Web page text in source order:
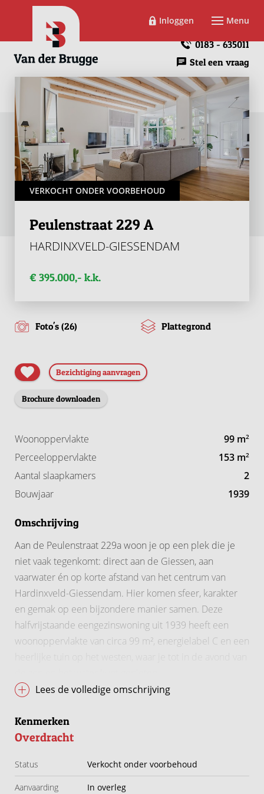
Inloggen Menu
0183 - 635011
Stel een vraag
VERKOCHT ONDER VOORBEHOUD
Peulenstraat 229 A
HARDINXVELD-GIESSENDAM
€ 395.000,- k.k.
Foto's (26) Plattegrond
Bezichtiging aanvragen
Brochure downloaden
Woonoppervlakte 99 m2
Perceeloppervlakte 153 m2
Aantal slaapkamers
2
Bouwjaar
1939
Omschrijving
Aan de Peulenstraat 229a woon je op een plek die je
niet vaak tegenkomt: direct aan de Giessen, aan
vaarwater én op korte afstand van het centrum van
Hardinxveld-Giessendam. Hier komen sfeer, karakter
en gemak op een bijzondere manier samen. Deze
halfvrijstaande eengezinswoning uit 1939 heeft een
woonoppervlakte van circa 99 m², energielabel C en een
woning is. De leefruimte heeft een warme, eigen
uitstraling door de houten vloer, de zichtbare balken
woonkamer is licht, sfeervol en speels ingedeeld, met
fijne zichtlijnen richting de tuin en het groen buiten. Het
Lees de volledige omschrijving
Kenmerken
Overdracht
Status Verkocht onder voorbehoud
Aanvaarding In overleg